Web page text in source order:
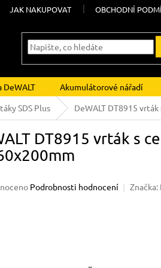
JAK NAKUPOVAT OBCHODNÍ
DeWALT Akumulátorové nářadí
SDS Plus DeWALT DT8915
DT8915 vrták s
Podrobnosti hodnocení Značka: